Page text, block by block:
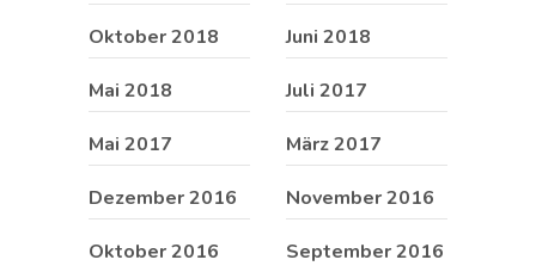
Oktober 2018 Juni 2018
Mai 2018 Juli 2017
Mai 2017 März 2017
Dezember 2016 November 2016
Oktober 2016 September 2016